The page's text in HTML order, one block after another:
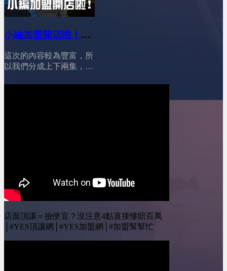
https://www.facebook.com/yestopone
按讚我的Instagram專頁：
市場快速淘汰。這七個現
況，會直接影響你適不適
能不能活下來。
創業資金變貴了，但加盟
門檻卻更低&nbsp;01:55
更警慎&nbsp;02:48 市場
市場正在淘汰沒有真實力
的品牌
========================YES
加盟訂閱我的Youtube頻
道 ：&nbsp;@leo-
wei&nbsp;&nbsp;YES加盟
減輕初期壓力，還能把省
營運效率。想穩穩踏出創
你的貸款，真的差很多！
========================01:26
貸?!05:53 青創貸款&amp;
按讚我的Facebook專頁：
https://www.facebook.com/yestopone
按讚我的Instagram專頁：
小編加盟開店啦！
幫幫忙
這次的內容較為豐富，所
以我們分成上下兩集，
享給大家！ #加盟 #開店
#創業 #沈記脆皮五花豬
00:45 如何篩選品牌?
02:11 遇到特殊狀況?!
店面頂讓＝撿便宜？沒注意4點直接慘賠百萬
│#YES頂讓網│#YES加盟網│#加盟幫幫忙